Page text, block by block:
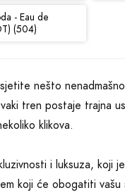
- Eau de
(504)
nešto
tren postaje trajna
klikova.
i luksuza, koji
koji će obogatiti vašu